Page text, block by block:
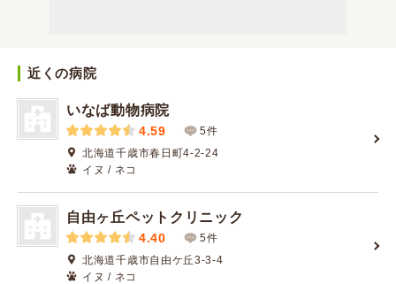
近くの病院
いなば動物病院
4.59
5件
北海道千歳市春日町4-2-24
イヌ / ネコ
自由ヶ丘ペットクリニック
4.40
5件
北海道千歳市自由ケ丘3-3-4
イヌ / ネコ